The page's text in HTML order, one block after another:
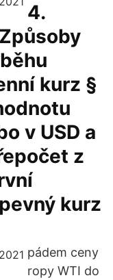
4.
kurz §
v USD a
z
kurz
pádem ceny
ropy WTI do